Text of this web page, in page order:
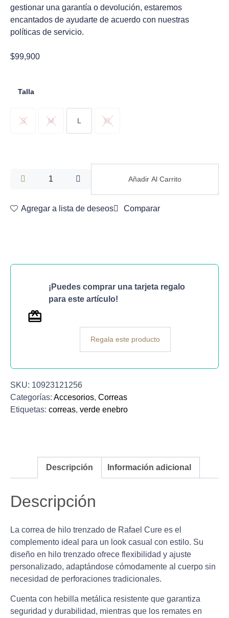
gestionar una garantía o devolución, estaremos
encantados de ayudarte de acuerdo con nuestras
políticas de servicio.
$99,900
Talla
S M L XL
Añadir Al Carrito
Agregar a lista de deseos Comparar
¡Puedes comprar una tarjeta regalo
para este artículo!
Regala este producto
SKU: 10923121256
Categorías: Accesorios, Correas
Etiquetas: correas, verde enebro
Descripción Información adicional
Descripción
La correa de hilo trenzado de Rafael Cure es el
complemento ideal para un look casual con estilo. Su
diseño en hilo trenzado ofrece flexibilidad y ajuste
personalizado, adaptándose cómodamente al cuerpo sin
necesidad de perforaciones tradicionales.
Cuenta con hebilla metálica resistente que garantiza
seguridad y durabilidad, mientras que los remates en